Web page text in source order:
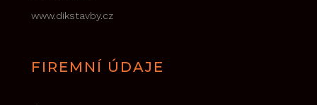
www.dikstavby.cz
FIREMNÍ ÚDAJE